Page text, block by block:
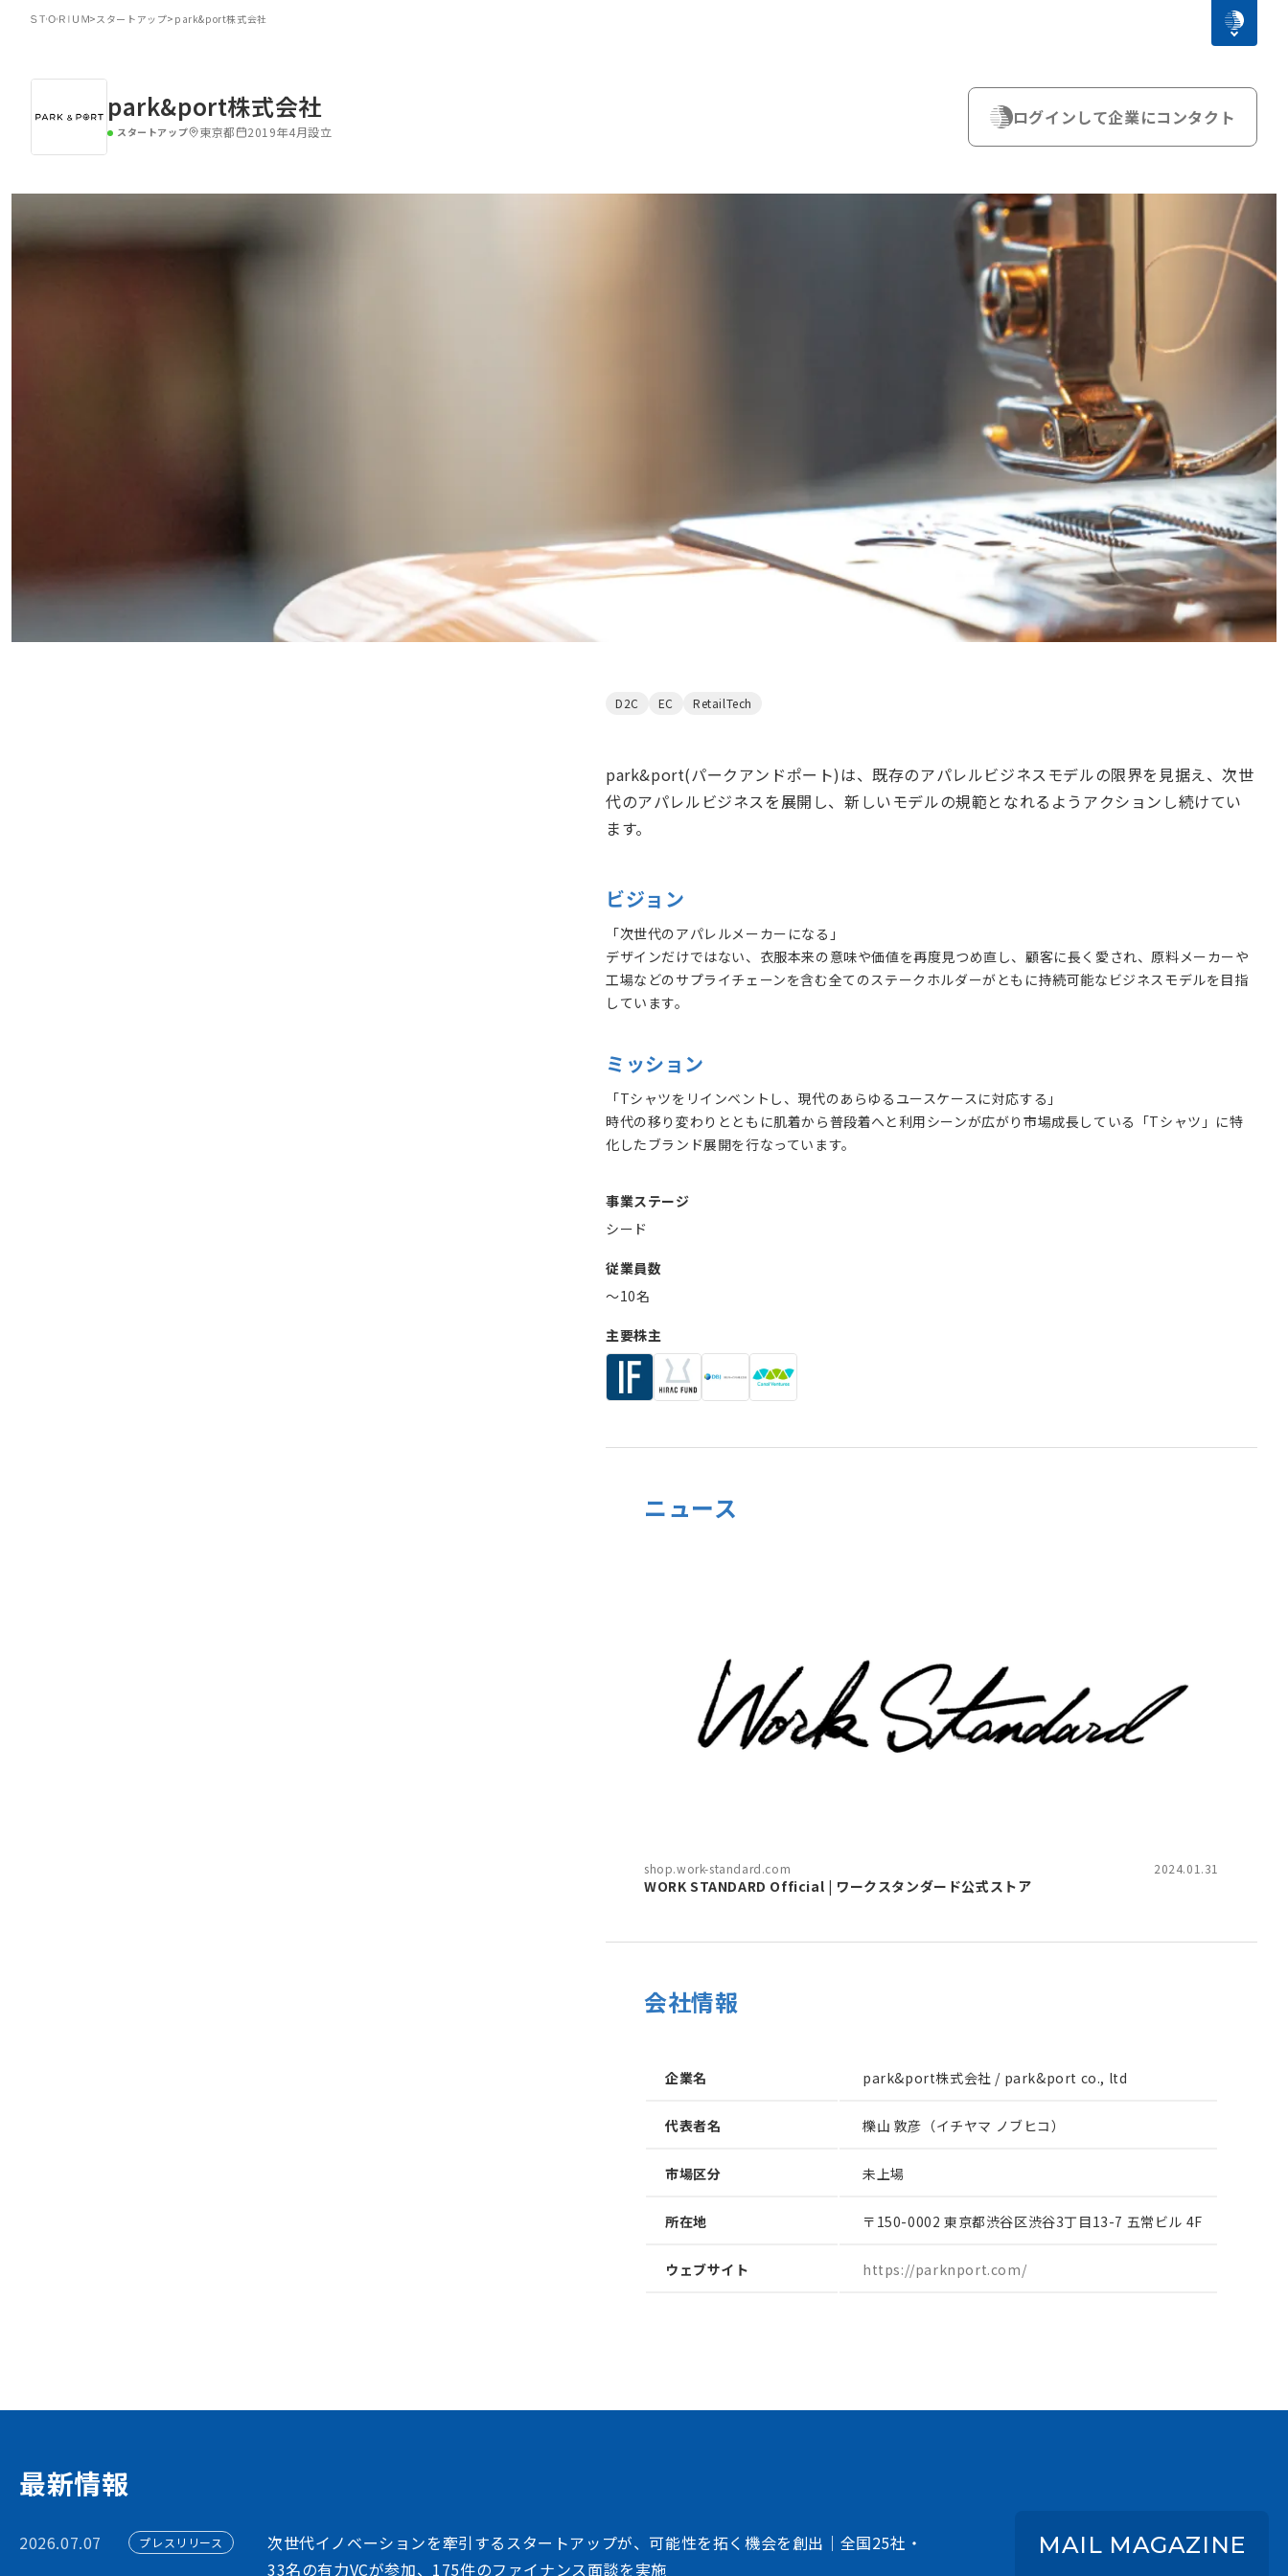
>スタートアップ> park&port株式会社
park&port株式会社
スタートアップ 東京都 2019年4月設立
ログインして企業にコンタクト
D2C EC RetailTech
park&port(パークアンドポート)は、既存のアパレルビジネスモデルの限界を見据え、次世
代のアパレルビジネスを展開し、新しいモデルの規範となれるようアクションし続けてい
ます。
ビジョン
「次世代のアパレルメーカーになる」
デザインだけではない、衣服本来の意味や価値を再度見つめ直し、顧客に長く愛され、原料メーカーや
工場などのサプライチェーンを含む全てのステークホルダーがともに持続可能なビジネスモデルを目指
しています。
ミッション
「Tシャツをリインベントし、現代のあらゆるユースケースに対応する」
時代の移り変わりとともに肌着から普段着へと利用シーンが広がり市場成長している「Tシャツ」に特
化したブランド展開を行なっています。
事業ステージ
シード
従業員数
〜10名
主要株主
ニュース
shop.work-standard.com 2024.01.31
WORK STANDARD Official | ワークスタンダード公式ストア
会社情報
企業名 park&port株式会社 / park&port co., ltd
代表者名 櫟山 敦彦（イチヤマ ノブヒコ）
市場区分 未上場
所在地 〒150-0002 東京都渋谷区渋谷3丁目13-7 五常ビル 4F
ウェブサイト https://parknport.com/
最新情報
2026.07.07 プレスリリース
次世代イノベーションを牽引するスタートアップが、可能性を拓く機会を創出｜全国25社・
33名の有力VCが参加、175件のファイナンス面談を実施
MAIL MAGAZINE